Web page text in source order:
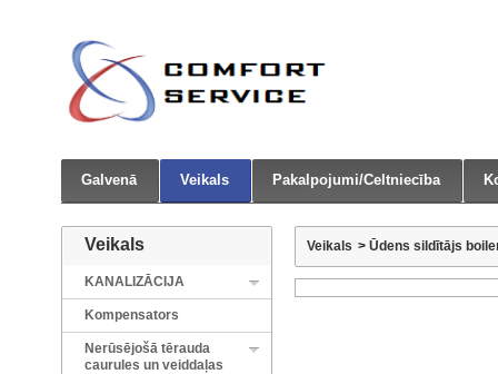
Galvenā Veikals Pakalpojumi/Celtniecība
Veikals
KANALIZĀCIJA
Kompensators
Nerūsējošā tērauda
caurules un veiddaļas
Veikals > Ūdens sildītājs